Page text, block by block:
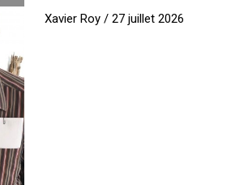
Xavier Roy / 27 juillet 2026